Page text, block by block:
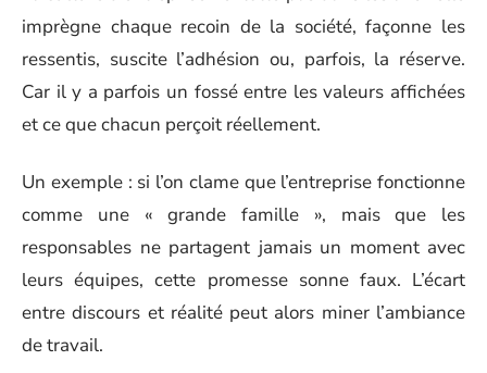
imprègne chaque recoin de la société, façonne les
ressentis, suscite l’adhésion ou, parfois, la réserve.
Car il y a parfois un fossé entre les valeurs affichées
et ce que chacun perçoit réellement.
Un exemple : si l’on clame que l’entreprise fonctionne
comme une « grande famille », mais que les
responsables ne partagent jamais un moment avec
leurs équipes, cette promesse sonne faux. L’écart
entre discours et réalité peut alors miner l’ambiance
de travail.